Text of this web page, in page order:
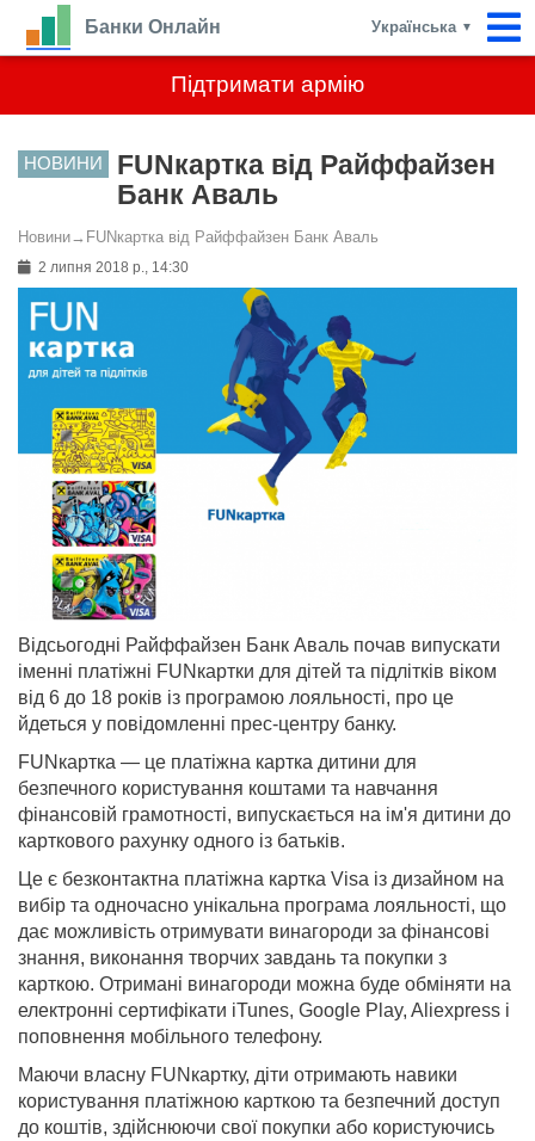
Підтримати армію
Банки Онлайн Українська ▼
НОВИНИ
FUNкартка від Райффайзен
Банк Аваль
Новини→ FUNкартка від Райффайзен Банк Аваль
2 липня 2018 р., 14:30
Відсьогодні Райффайзен Банк Аваль почав випускати
іменні платіжні FUNкартки для дітей та підлітків віком
від 6 до 18 років із програмою лояльності, про це
йдеться у повідомленні прес-центру банку.
FUNкартка — це платіжна картка дитини для
безпечного користування коштами та навчання
фінансовій грамотності, випускається на ім'я дитини до
карткового рахунку одного із батьків.
Це є безконтактна платіжна картка Visa із дизайном на
вибір та одночасно унікальна програма лояльності, що
дає можливість отримувати винагороди за фінансові
знання, виконання творчих завдань та покупки з
карткою. Отримані винагороди можна буде обміняти на
електронні сертифікати iTunes, Google Play, Aliexpress і
поповнення мобільного телефону.
Маючи власну FUNкартку, діти отримають навики
користування платіжною карткою та безпечний доступ
до коштів, здійснюючи свої покупки або користуючись